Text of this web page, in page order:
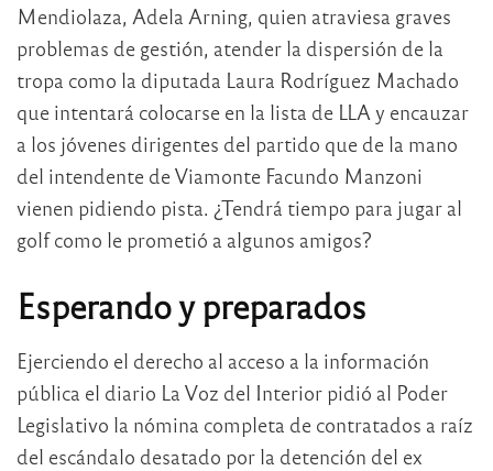
Mendiolaza, Adela Arning, quien atraviesa graves
problemas de gestión, atender la dispersión de la
tropa como la diputada Laura Rodríguez Machado
que intentará colocarse en la lista de LLA y encauzar
a los jóvenes dirigentes del partido que de la mano
del intendente de Viamonte Facundo Manzoni
vienen pidiendo pista. ¿Tendrá tiempo para jugar al
golf como le prometió a algunos amigos?
Esperando y preparados
Ejerciendo el derecho al acceso a la información
pública el diario La Voz del Interior pidió al Poder
Legislativo la nómina completa de contratados a raíz
del escándalo desatado por la detención del ex